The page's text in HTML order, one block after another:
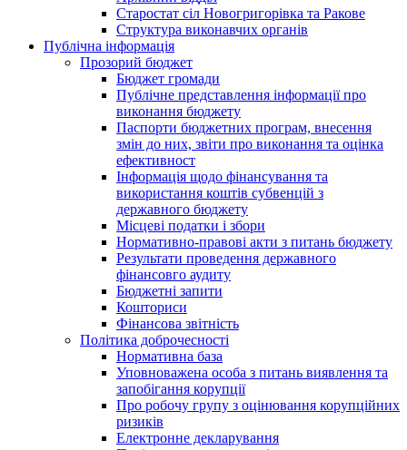
Старостат сіл Новогригорівка та Ракове
Структура виконавчих органів
Публічна інформація
Прозорий бюджет
Бюджет громади
Публічне представлення інформації про
виконання бюджету
Паспорти бюджетних програм, внесення
змін до них, звіти про виконання та оцінка
ефективност
Інформація щодо фінансування та
використання коштів субвенцій з
державного бюджету
Місцеві податки і збори
Нормативно-правові акти з питань бюджету
Результати проведення державного
фінансовго аудиту
Бюджетні запити
Кошториси
Фінансова звітність
Політика доброчесності
Нормативна база
Уповноважена особа з питань виявлення та
запобігання корупції
Про робочу групу з оцінювання корупційних
ризиків
Електронне декларування